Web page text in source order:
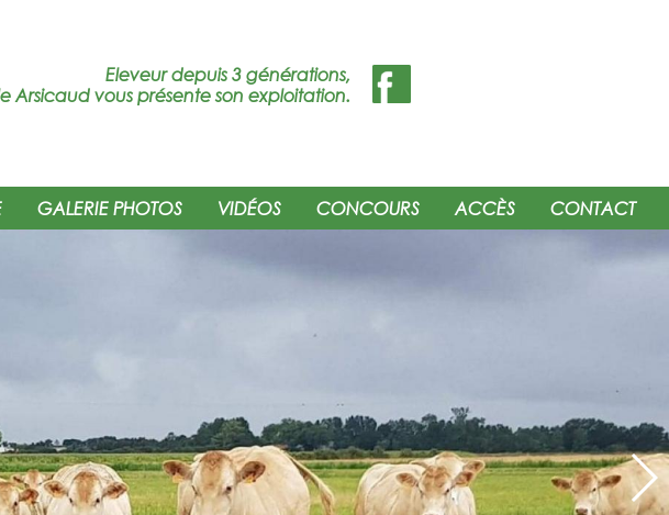
Eleveur depuis 3 générations,
Arsicaud vous présente son exploitation.
GALERIE PHOTOS VIDÉOS CONCOURS ACCÈS CONTACT